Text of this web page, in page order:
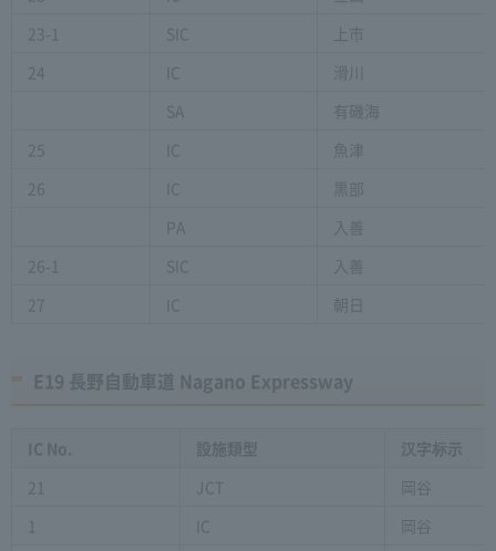
23-1
SIC
上市
24
IC
滑川
SA
有磯海
25
IC
魚津
26
IC
黒部
PA
入善
26-1
SIC
入善
27
IC 朝日
E19 長野自動車道 Nagano Expressway
21
JCT
岡谷
1
IC
岡谷